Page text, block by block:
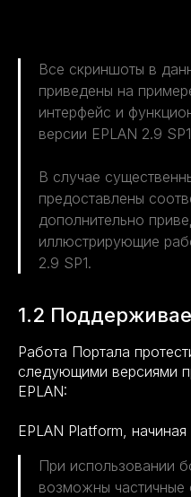
Все скриншоты в
приведены на
интерфейс и
версии EPLAN 2.9
В случае
предоставлены
дополнительно
иллюстрирующие
2.9 SP1.
1.2
Работа Портала
следующими версиями
EPLAN:
EPLAN Platform,
При использовании
возможны частичные